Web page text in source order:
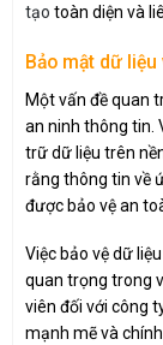
tạo toàn diện và
Bảo mật dữ
Một vấn đề quan
an ninh thông tin.
trữ dữ liệu trên
rằng thông tin về
được bảo vệ an
Việc bảo vệ dữ
quan trọng trong
viên đối với công
mạnh mẽ và